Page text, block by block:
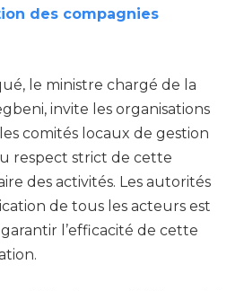
des compagnies
le ministre chargé de la
invite les organisations
comités locaux de gestion
respect strict de cette
des activités. Les autorités
de tous les acteurs est
l’efficacité de cette